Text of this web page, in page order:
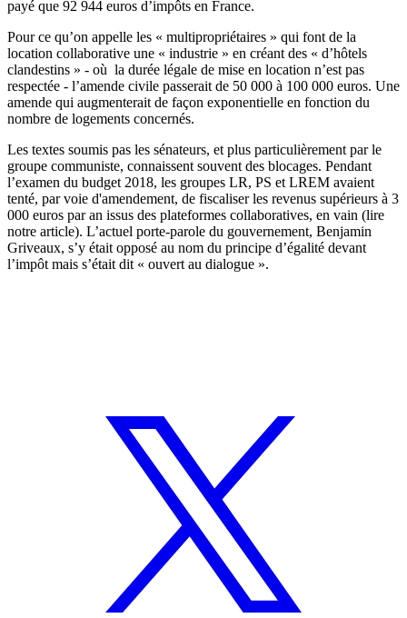
payé que 92 944 euros d’impôts en France.
Pour ce qu’on appelle les « multipropriétaires » qui font de la
location collaborative une « industrie » en créant des « d’hôtels
clandestins » - où la durée légale de mise en location n’est pas
respectée - l’amende civile passerait de 50 000 à 100 000 euros. Une
amende qui augmenterait de façon exponentielle en fonction du
nombre de logements concernés.
Les textes soumis pas les sénateurs, et plus particulièrement par le
groupe communiste, connaissent souvent des blocages. Pendant
l’examen du budget 2018, les groupes LR, PS et LREM avaient
tenté, par voie d'amendement, de fiscaliser les revenus supérieurs à 3
000 euros par an issus des plateformes collaboratives, en vain (lire
notre article). L’actuel porte-parole du gouvernement, Benjamin
Griveaux, s’y était opposé au nom du principe d’égalité devant
l’impôt mais s’était dit « ouvert au dialogue ».